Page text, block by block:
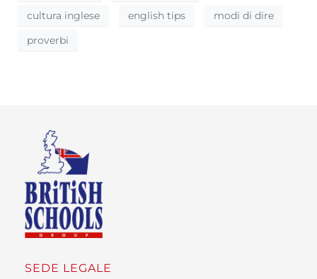
cultura inglese
english tips
modi di dire
proverbi
SEDE LEGALE